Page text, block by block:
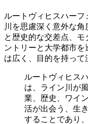
ルートヴィヒスハー
川を思慮深く意外な
と歴史的な交差点、
ントリーと大学都市を
は広く、目的を持って
ルートヴィヒス
は、ライン川が
業、歴史、ワイ
活が出会う、生
することであり